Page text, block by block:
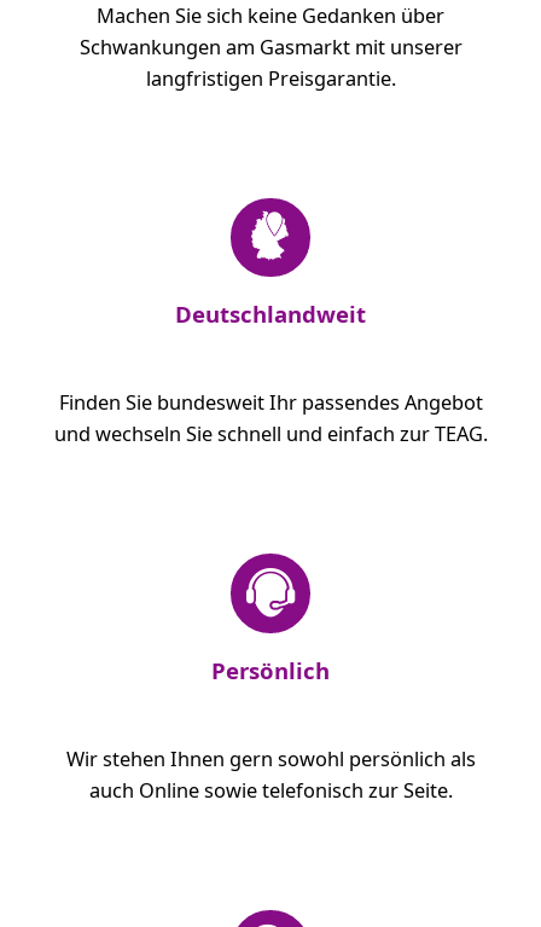
Machen Sie sich keine Gedanken über
Schwankungen am Gasmarkt mit unserer
langfristigen Preisgarantie.
Deutschlandweit
Finden Sie bundesweit Ihr passendes Angebot
und wechseln Sie schnell und einfach zur TEAG.
Persönlich
Wir stehen Ihnen gern sowohl persönlich als
auch Online sowie telefonisch zur Seite.